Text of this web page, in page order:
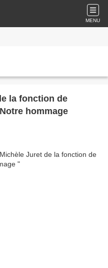
MENU
la fonction de
hommage